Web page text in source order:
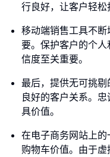
行良好，让客户轻松
移动端销售工具不
要。保护客户的个
信度至关重要。
最后，提供无可挑
良好的客户关系。
具价值。
在电子商务网站上
购物车价值。由于